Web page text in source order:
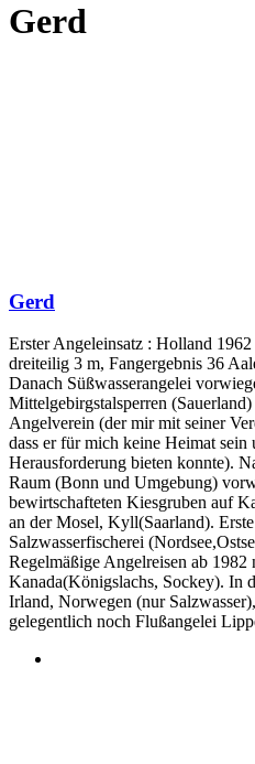
Gerd
Gerd
Erster Angeleinsatz : Holland
dreiteilig 3 m, Fangergebnis 36
Danach Süßwasserangelei
Mittelgebirgstalsperren
Angelverein (der mir mit seiner
dass er für mich keine Heimat sein
Herausforderung bieten konnte).
Raum (Bonn und Umgebung)
bewirtschafteten Kiesgruben auf
an der Mosel, Kyll(Saarland).
Salzwasserfischerei
Regelmäßige Angelreisen ab
Kanada(Königslachs, Sockey). In
Irland, Norwegen (nur
gelegentlich noch Flußangelei